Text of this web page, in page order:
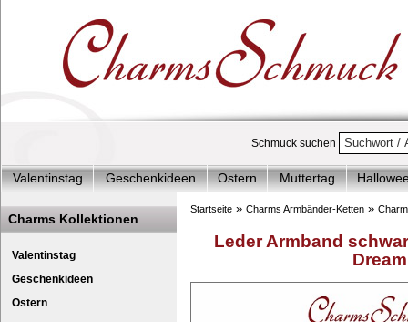
Schmuck suchen
Valentinstag Geschenkideen Ostern Muttertag
Charms Start-Angebote
Charms Komplett-Angebote
Charms
Silberschmuck & mehr
Charms - Kinder & Jugendlich
Charms Kollektionen
Valentinstag
Geschenkideen
Ostern
Startseite » Charms Armbänder-Ketten »
Leder Armband